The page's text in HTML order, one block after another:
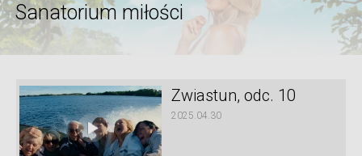
Sanatorium miłości
Zwiastun, odc. 10
2025.04.30